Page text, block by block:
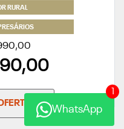
RURAL
WhatsApp